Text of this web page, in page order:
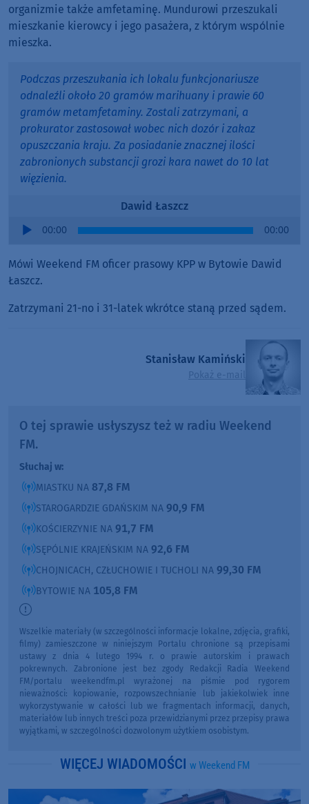
organizmie także amfetaminę. Mundurowi przeszukali
mieszkanie kierowcy i jego pasażera, z którym wspólnie
mieszka.
Podczas przeszukania ich lokalu funkcjonariusze
odnaleźli około 20 gramów marihuany i prawie 60
gramów metamfetaminy. Zostali zatrzymani, a
prokurator zastosował wobec nich dozór i zakaz
opuszczania kraju. Za posiadanie znacznej ilości
zabronionych substancji grozi kara nawet do 10 lat
więzienia.
Dawid Łaszcz
Audio
00:00 00:00
Mówi Weekend FM oficer prasowy KPP w Bytowie Dawid
Łaszcz.
Zatrzymani 21-no i 31-latek wkrótce staną przed sądem.
Stanisław Kamiński
Pokaż e-mail
O tej sprawie usłyszysz też w radiu Weekend
FM.
Słuchaj w:
MIASTKU NA 87,8 FM
STAROGARDZIE GDAŃSKIM NA 90,9 FM
KOŚCIERZYNIE NA 91,7 FM
SĘPÓLNIE KRAJEŃSKIM NA 92,6 FM
CHOJNICACH, CZŁUCHOWIE I TUCHOLI NA 99,30 FM
BYTOWIE NA 105,8 FM
Wszelkie materiały (w szczególności informacje lokalne, zdjęcia, grafiki,
filmy) zamieszczone w niniejszym Portalu chronione są przepisami
ustawy z dnia 4 lutego 1994 r. o prawie autorskim i prawach
pokrewnych. Zabronione jest bez zgody Redakcji Radia Weekend
FM/portalu weekendfm.pl wyrażonej na piśmie pod rygorem
nieważności: kopiowanie, rozpowszechnianie lub jakiekolwiek inne
wykorzystywanie w całości lub we fragmentach informacji, danych,
materiałów lub innych treści poza przewidzianymi przez przepisy prawa
wyjątkami, w szczególności dozwolonym użytkiem osobistym.
WIĘCEJ WIADOMOŚCI w Weekend FM